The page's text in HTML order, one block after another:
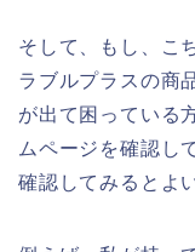
そして、もし、こ
ラブルプラスの商
が出て困っている
ムページを確認し
確認してみるとよ